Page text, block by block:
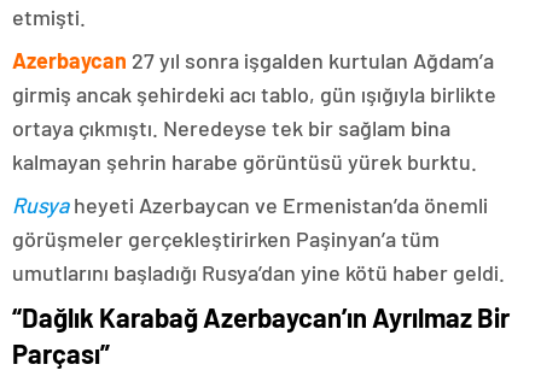
etmişti.
Azerbaycan 27 yıl sonra işgalden kurtulan Ağdam’a
girmiş ancak şehirdeki acı tablo, gün ışığıyla birlikte
ortaya çıkmıştı. Neredeyse tek bir sağlam bina
kalmayan şehrin harabe görüntüsü yürek burktu.
Rusyaheyeti Azerbaycan ve Ermenistan’da önemli
görüşmeler gerçekleştirirken Paşinyan’a tüm
umutlarını başladığı Rusya’dan yine kötü haber geldi.
“Dağlık Karabağ Azerbaycan’ın Ayrılmaz Bir
Parçası”